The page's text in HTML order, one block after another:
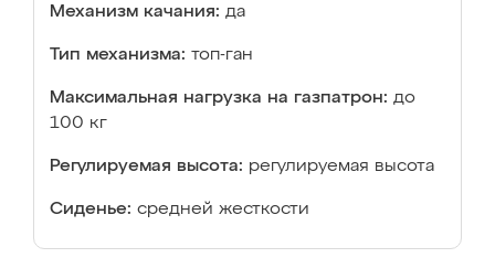
Механизм качания: да
Тип механизма: топ-ган
Максимальная нагрузка на газпатрон: до
100 кг
Регулируемая высота: регулируемая высота
Сиденье: средней жесткости